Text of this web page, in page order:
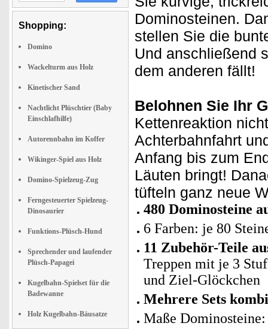
Shopping:
Domino
Wackelturm aus Holz
Kinetischer Sand
Nachtlicht Plüschtier (Baby
Einschlafhilfe)
Autorennbahn im Koffer
Wikinger-Spiel aus Holz
Domino-Spielzeug-Zug
Ferngesteuerter Spielzeug-
Dinosaurier
Funktions-Plüsch-Hund
Sprechender und laufender
Plüsch-Papagei
Kugelbahn-Spielset für die
Badewanne
Holz Kugelbahn-Bäusatze
Dominosteinen.
stellen Sie die
Und anschließend
dem anderen fällt!
Belohnen Sie Ihr
Kettenreaktion
Achterbahnfahrt
Anfang bis zum
Läuten bringt!
tüfteln ganz neue
480 Dominosteine
6 Farben: je 80
11 Zubehör-Teile
Treppen mit je 3
und Ziel-Glöckchen
Mehrere Sets
Maße